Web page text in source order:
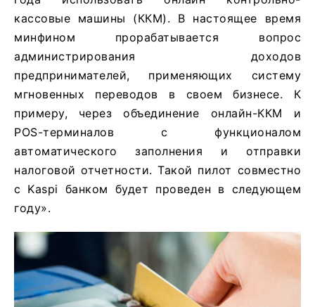
кассовые машины (ККМ). В настоящее время
минфином прорабатывается вопрос
администрирования доходов
предпринимателей, применяющих систему
мгновенных переводов в своем бизнесе. К
примеру, через объединение онлайн-ККМ и
POS-терминалов с функционалом
автоматического заполнения и отправки
налоговой отчетности. Такой пилот совместно
с Kaspi банком будет проведен в следующем
году».